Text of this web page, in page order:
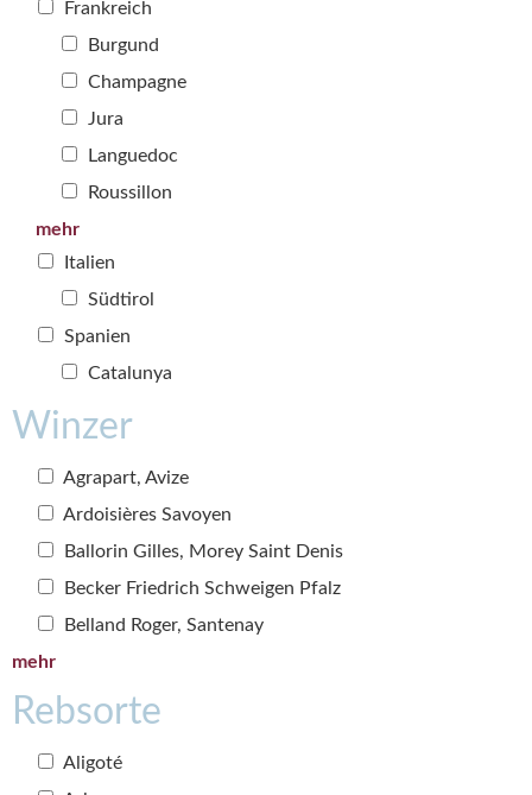
Frankreich
Burgund
Champagne
Jura
Languedoc
Roussillon
mehr
Italien
Südtirol
Spanien
Catalunya
Winzer
Agrapart, Avize
Ardoisières Savoyen
Ballorin Gilles, Morey Saint Denis
Becker Friedrich Schweigen Pfalz
Belland Roger, Santenay
mehr
Rebsorte
Aligoté